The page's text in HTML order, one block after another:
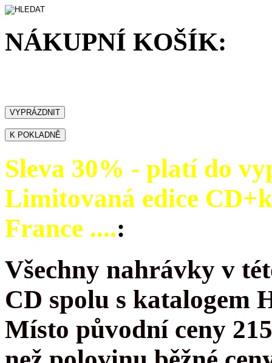
NÁKUPNÍ KOŠÍK:
Sleva 30% - platí do
Limitovaná edice
France ....:
Všechny nahrávky v
CD spolu s katalogem
Místo původní ceny